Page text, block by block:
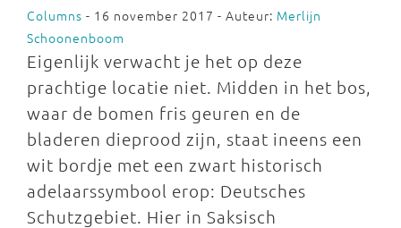
Columns - 16 november 2017 - Auteur: Merlijn
Schoonenboom
Eigenlijk verwacht je het op deze
prachtige locatie niet. Midden in het bos,
waar de bomen fris geuren en de
bladeren dieprood zijn, staat ineens een
wit bordje met een zwart historisch
adelaarssymbool erop: Deutsches
Schutzgebiet. Hier in Saksisch